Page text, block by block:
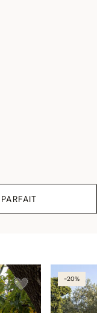
-20%